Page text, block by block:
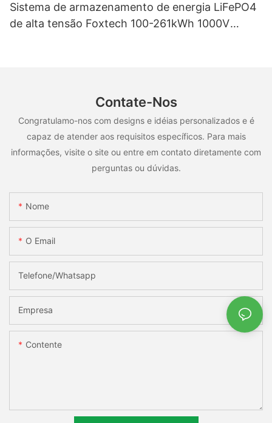
Sistema de armazenamento de energia LiFePO4
de alta tensão Foxtech 100-261kWh 1000V
Contate-Nos
Congratulamo-nos com designs e idéias personalizados e é
capaz de atender aos requisitos específicos. Para mais
informações, visite o site ou entre em contato diretamente com
perguntas ou dúvidas.
Nome
O Email
Telefone/whatsapp
Empresa
Contente